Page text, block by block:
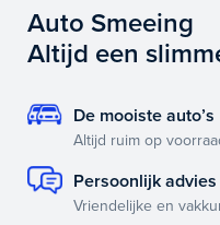
Auto Smeeing
Altijd een
De mooiste auto’s
Altijd ruim op
Persoonlijk advies
Vriendelijke en